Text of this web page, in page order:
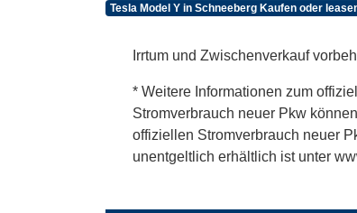
Tesla Model Y in Schneeberg Kaufen oder
Irrtum und Zwischenverkauf
* Weitere Informationen zum
Stromverbrauch neuer Pkw
offiziellen Stromverbrauch neuer
unentgeltlich erhältlich ist unter